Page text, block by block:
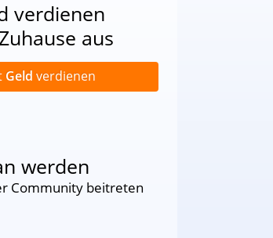
verdienen
aus
Geld verdienen
werden
Community beitreten